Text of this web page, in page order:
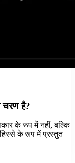
चरण है?
के रूप में नहीं, बल्कि
हिस्से के रूप में प्रस्तुत